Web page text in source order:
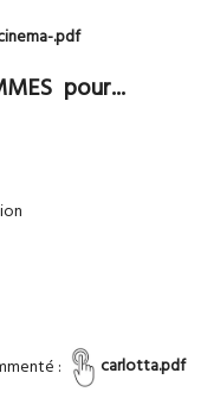
.pdf
pour...
: carlotta.pdf